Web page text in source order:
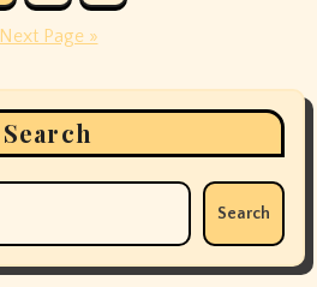
Next Page »
Search
Search